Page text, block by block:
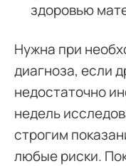
здоровью
Нужна при
диагноза, если
недостаточно
недель
строгим
любые риски.